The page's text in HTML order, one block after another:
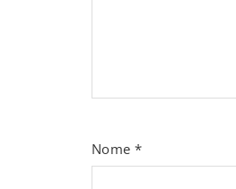
Nome*